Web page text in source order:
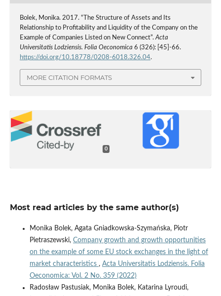
Bolek, Monika. 2017. “The Structure of Assets and Its
Relationship to Profitability and Liquidity of the Company on the
Example of Companies Listed on New Connect”. Acta
Universitatis Lodziensis. Folia Oeconomica 6 (326): [45]-66.
https://doi.org/10.18778/0208-6018.326.04.
MORE CITATION FORMATS
0
Most read articles by the same author(s)
Monika Bolek, Agata Gniadkowska-Szymańska, Piotr
Pietraszewski, Company growth and growth opportunities
on the example of some EU stock exchanges in the light of
market characteristics , Acta Universitatis Lodziensis. Folia
Oeconomica: Vol. 2 No. 359 (2022)
Radosław Pastusiak, Monika Bolek, Katarina Lyroudi,